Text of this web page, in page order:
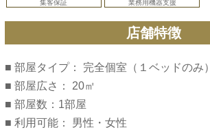
集客保証 業務用機器支援
店舗特徴
■ 部屋タイプ： 完全個室（１ベッドのみ）
■ 部屋広さ： 20㎡
■ 部屋数：1部屋
■ 利用可能： 男性・女性